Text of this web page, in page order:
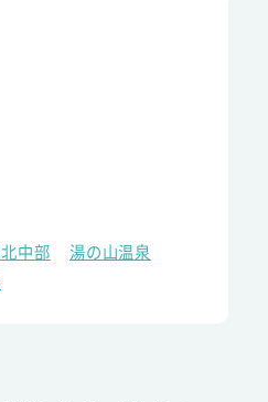
中部
湯の山温泉